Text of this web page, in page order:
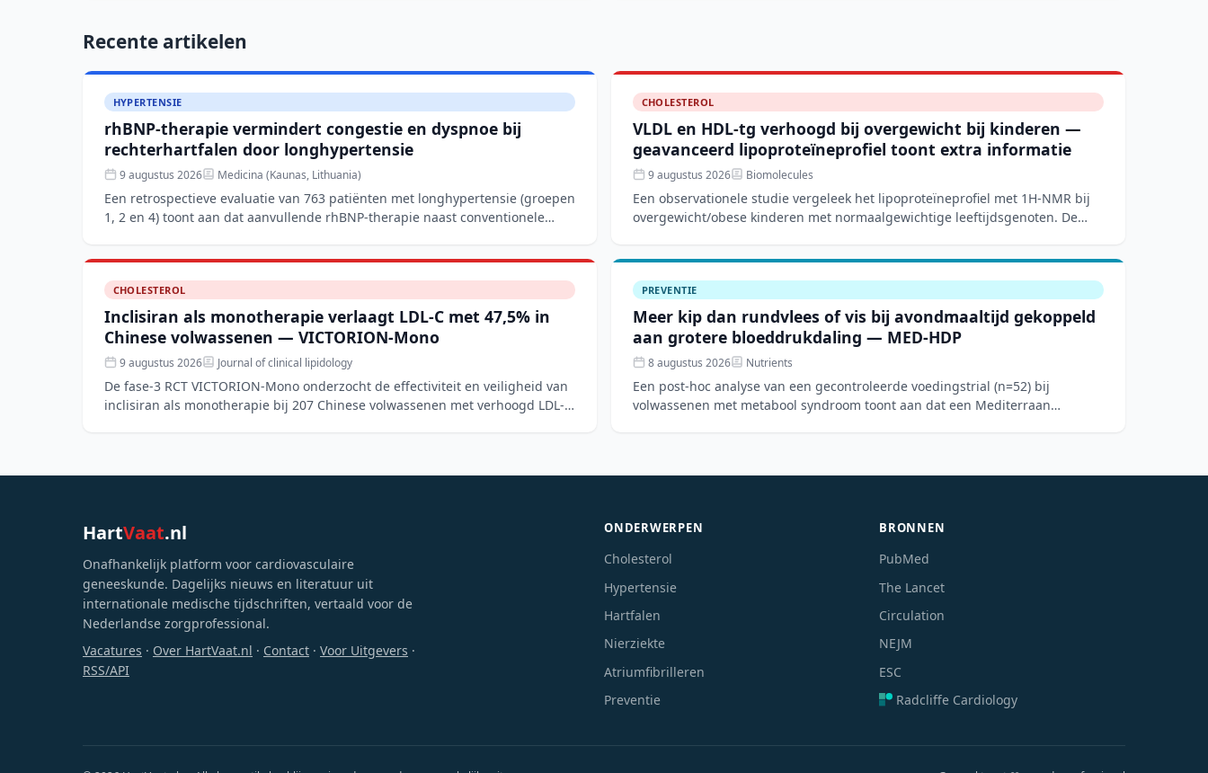
Recente artikelen
HYPERTENSIE
rhBNP-therapie vermindert congestie en dyspnoe bij
rechterhartfalen door longhypertensie
9 augustus 2026 Medicina (Kaunas, Lithuania)
Een retrospectieve evaluatie van 763 patiënten met longhypertensie (groepen
1, 2 en 4) toont aan dat aanvullende rhBNP-therapie naast conventionele
CHOLESTEROL
VLDL en HDL-tg verhoogd bij overgewicht bij kinderen —
geavanceerd lipoproteïneprofiel toont extra informatie
9 augustus 2026 Biomolecules
Een observationele studie vergeleek het lipoproteïneprofiel met 1H-NMR bij
overgewicht/obese kinderen met normaalgewichtige leeftijdsgenoten. De
CHOLESTEROL
Inclisiran als monotherapie verlaagt LDL-C met 47,5% in
Chinese volwassenen — VICTORION-Mono
9 augustus 2026 Journal of clinical lipidology
De fase-3 RCT VICTORION-Mono onderzocht de effectiviteit en veiligheid van
inclisiran als monotherapie bij 207 Chinese volwassenen met verhoogd LDL-C
PREVENTIE
Meer kip dan rundvlees of vis bij avondmaaltijd gekoppeld
aan grotere bloeddrukdaling — MED-HDP
8 augustus 2026 Nutrients
Een post-hoc analyse van een gecontroleerde voedingstrial (n=52) bij
volwassenen met metabool syndroom toont aan dat een Mediterraan
HartVaat.nl
Onafhankelijk platform voor cardiovasculaire
geneeskunde. Dagelijks nieuws en literatuur uit
internationale medische tijdschriften, vertaald voor de
Nederlandse zorgprofessional.
Vacatures · Over HartVaat.nl · Contact · Voor Uitgevers ·
RSS/API
ONDERWERPEN
Cholesterol
Hypertensie
Hartfalen
Nierziekte
Atriumfibrilleren
Preventie
BRONNEN
PubMed
The Lancet
Circulation
NEJM
ESC
Radcliffe Cardiology